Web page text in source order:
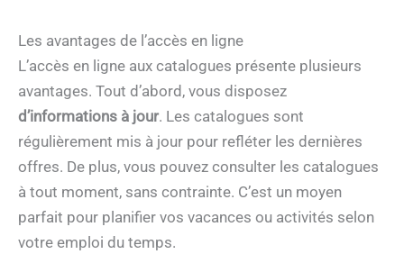
Les avantages de l’accès en ligne
L’accès en ligne aux catalogues présente plusieurs
avantages. Tout d’abord, vous disposez
d’informations à jour. Les catalogues sont
régulièrement mis à jour pour refléter les dernières
offres. De plus, vous pouvez consulter les catalogues
à tout moment, sans contrainte. C’est un moyen
parfait pour planifier vos vacances ou activités selon
votre emploi du temps.